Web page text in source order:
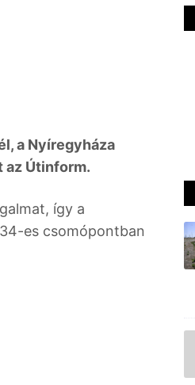
a Nyíregyháza
az Útinform.
így a
es csomópontban